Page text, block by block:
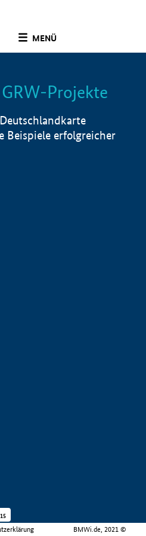
MENÜ
Info
Projekte
Beispiele erfolgreicher
BMWi.de, 2021 ©